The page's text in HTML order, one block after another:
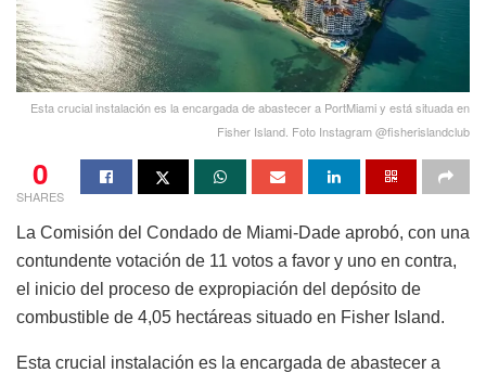
Esta crucial instalación es la encargada de abastecer a PortMiami y está situada en
Fisher Island. Foto Instagram @fisherislandclub
0
SHARES
La Comisión del Condado de Miami-Dade aprobó, con una
contundente votación de 11 votos a favor y uno en contra,
el inicio del proceso de expropiación del depósito de
combustible de 4,05 hectáreas situado en Fisher Island.
Esta crucial instalación es la encargada de abastecer a